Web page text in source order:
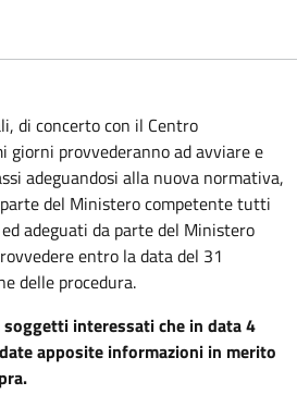
di concerto con il Centro
giorni provvederanno ad avviare e
adeguandosi alla nuova normativa,
del Ministero competente tutti
adeguati da parte del Ministero
entro la data del 31
delle procedura.
interessati che in data 4
apposite informazioni in merito